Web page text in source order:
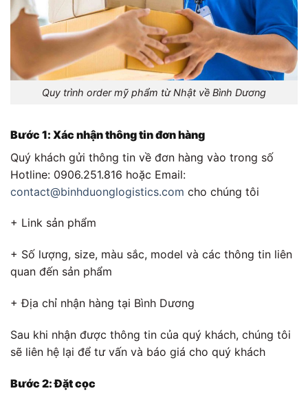
Quy trình order mỹ phẩm từ Nhật về Bình Dương
Bước 1: Xác nhận thông tin đơn hàng
Quý khách gửi thông tin về đơn hàng vào trong số
Hotline: 0906.251.816 hoặc Email:
contact@binhduonglogistics.com cho chúng tôi
+ Link sản phẩm
+ Số lượng, size, màu sắc, model và các thông tin liên
quan đến sản phẩm
+ Địa chỉ nhận hàng tại Bình Dương
Sau khi nhận được thông tin của quý khách, chúng tôi
sẽ liên hệ lại để tư vấn và báo giá cho quý khách
Bước 2: Đặt cọc